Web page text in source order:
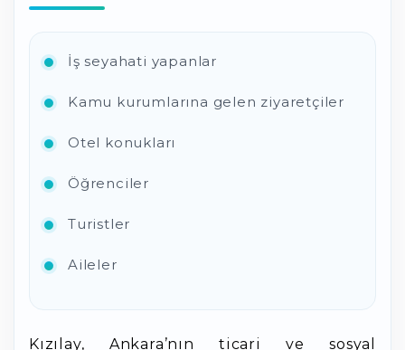
İş seyahati yapanlar
Kamu kurumlarına gelen ziyaretçiler
Otel konukları
Öğrenciler
Turistler
Aileler
Kızılay, Ankara’nın ticari ve sosyal